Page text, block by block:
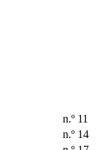
n.º 11
n.º 14